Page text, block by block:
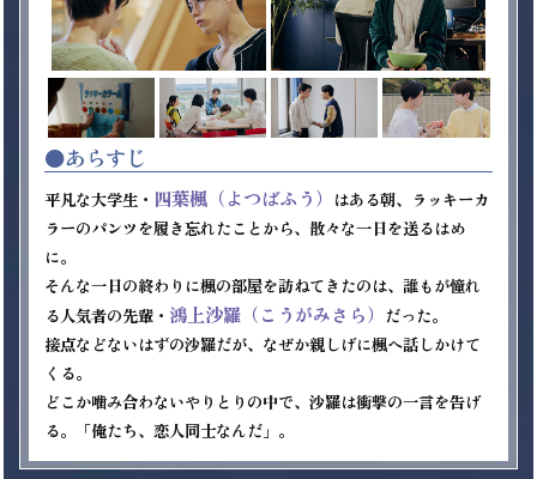
●あらすじ
平凡な大学生・ 四葉楓（よつばふう） はある朝、ラッキーカ
ラーのパンツを履き忘れたことから、散々な一日を送るはめ
に。
そんな一日の終わりに楓の部屋を訪ねてきたのは、誰もが憧れ
る人気者の先輩・ 鴻上沙羅（こうがみさら） だった。
接点などないはずの沙羅だが、なぜか親しげに楓へ話しかけて
くる。
どこか噛み合わないやりとりの中で、沙羅は衝撃の一言を告げ